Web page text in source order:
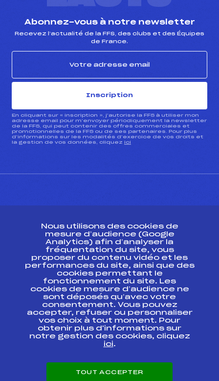
Abonnez-vous à notre newsletter
Recevez l’actualité de la FFS, des clubs et des Équipes
de France.
Inscription
En cliquant sur « inscription », j’autorise la FFS à utiliser mon
adresse email pour m’envoyer périodiquement la newsletter
de la FFS, qui peut contenir des offres commerciales et
promotionnelles de la FFS ou de ses partenaires. Pour plus
d’informations sur les modalités d’exercice de vos droits et
la gestion de vos données, cliquez ici
Ressources
Pass’Neige
Projet sportif fédéral
Projet de performance fédéral
Antidopage
Pôle Développement, Formation, Suivi
Scientifique
Listes ministérielles
Pôle vie de l’athlète
Enseignement professionnel
Nous utilisons des cookies de
mesure d’audience (Google
Analytics) afin d’analyser la
fréquentation du site, vous
proposer du contenu vidéo et les
performances du site, ainsi que des
cookies permettant le
fonctionnement du site. Les
cookies de mesure d’audience ne
sont déposés qu’avec votre
consentement. Vous pouvez
accepter, refuser ou personnaliser
vos choix à tout moment. Pour
obtenir plus d'informations sur
notre gestion des cookies, cliquez
ici.
TOUT ACCEPTER